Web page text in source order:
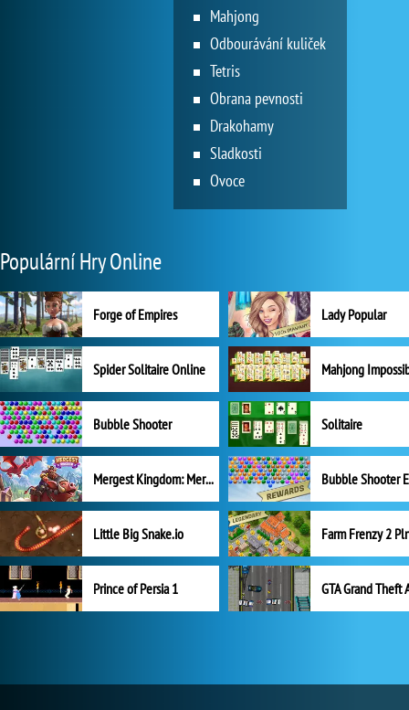
Mahjong
Odbourávání kuliček
Tetris
Obrana pevnosti
Drakohamy
Sladkosti
Ovoce
Populární Hry Online
Forge of Empires Lady Popular
Spider Solitaire Online Mahjong
Bubble Shooter Solitaire
Mergest Kingdom: Merge Puzzle
Little Big Snake.io
Prince of Persia 1 GTA Grand Theft